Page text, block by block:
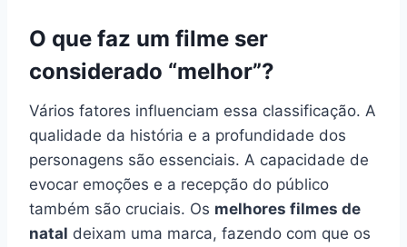
O que faz um filme ser
considerado “melhor”?
Vários fatores influenciam essa classificação. A
qualidade da história e a profundidade dos
personagens são essenciais. A capacidade de
evocar emoções e a recepção do público
também são cruciais. Os melhores filmes de
natal deixam uma marca, fazendo com que os